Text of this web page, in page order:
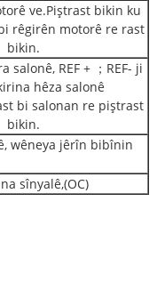
ve.Piştrast bikin ku
rêgirên motorê re rast
bikin.
salonê, REF + ；REF- ji
hêza salonê
bi salonan re piştrast
bikin.
wêneya jêrîn bibînin
sînyalê,(OC)